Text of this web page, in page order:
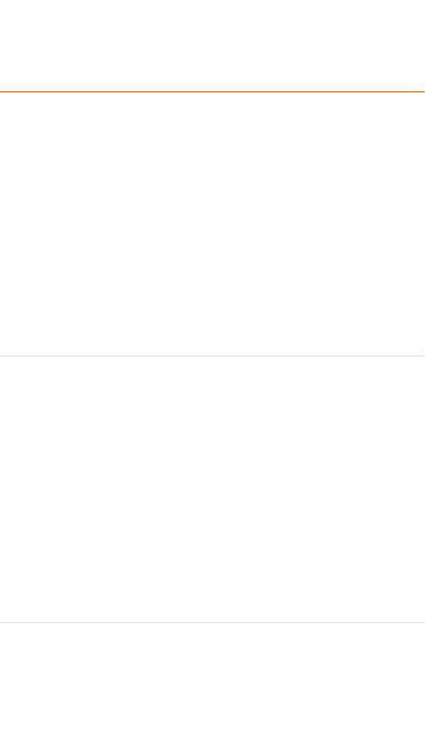
локальных
продажи продукции локальных дизайнерских
маркетинговую…
не увеличился
зафиксировав незначительный рост
вестнике «Всемирный ежегодник обуви